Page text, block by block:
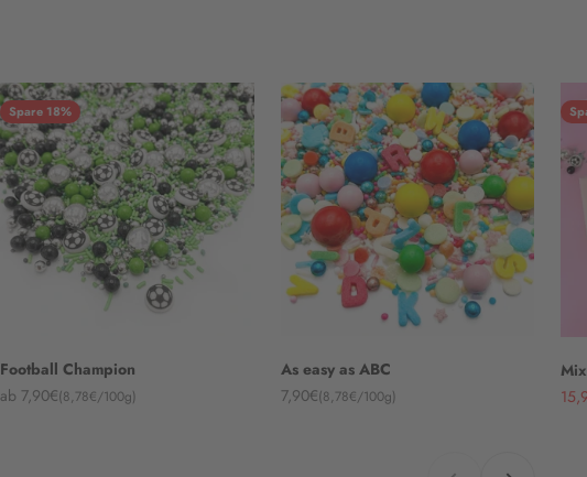
Spare 18%
Football Champion
Angebot
ab 7,90€(8,78€/100g)
As easy as ABC
Angebot
7,90€(8,78€/100g)